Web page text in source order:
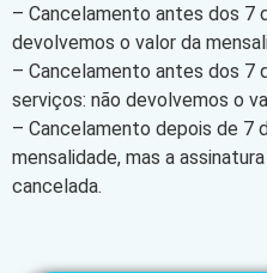
– Cancelamento antes dos 7
devolvemos o valor da
– Cancelamento antes dos 7
serviços: não devolvemos o
– Cancelamento depois de 7
mensalidade, mas a
cancelada.